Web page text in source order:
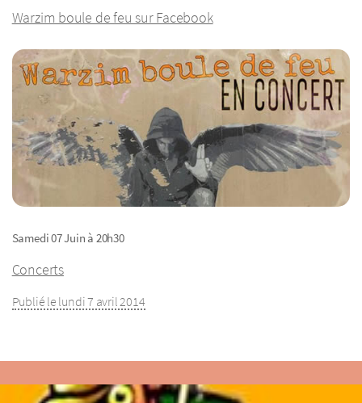
Warzim boule de feu sur Facebook
Samedi 07 Juin à 20h30
Concerts
Publié le lundi 7 avril 2014